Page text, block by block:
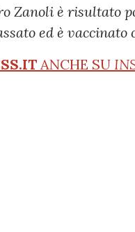
Zanoli è risultato
ed è vaccinato
ANCHE SU